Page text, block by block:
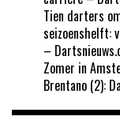
Tien darters
seizoenshelft:
–
Zomer in
Brentano (2):